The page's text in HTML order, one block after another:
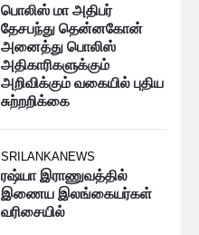
பொலிஸ் மா அதிபர்
தேசபந்து தென்னகோன்
அனைத்து பொலிஸ்
அதிகாரிகளுக்கும்
அறிவிக்கும் வகையில் புதிய
சுற்றறிக்கை
SRILANKANEWS
ரஷ்யா இராணுவத்தில்
இணைய இலங்கையர்கள்
வரிசையில்